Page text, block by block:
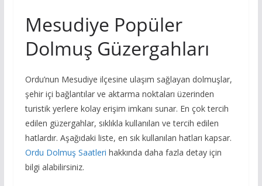
Mesudiye Popüler
Dolmuş Güzergahları
Ordu’nun Mesudiye ilçesine ulaşım sağlayan dolmuşlar,
şehir içi bağlantılar ve aktarma noktaları üzerinden
turistik yerlere kolay erişim imkanı sunar. En çok tercih
edilen güzergahlar, sıklıkla kullanılan ve tercih edilen
hatlardır. Aşağıdaki liste, en sık kullanılan hatları kapsar.
Ordu Dolmuş Saatleri hakkında daha fazla detay için
bilgi alabilirsiniz.